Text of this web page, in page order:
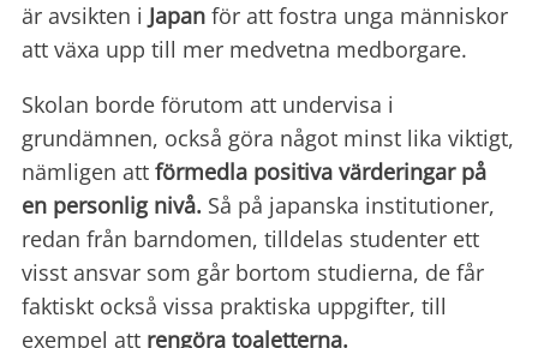
är avsikten i Japan för att fostra unga människor
att växa upp till mer medvetna medborgare.
Skolan borde förutom att undervisa i
grundämnen, också göra något minst lika viktigt,
nämligen att förmedla positiva värderingar på
en personlig nivå. Så på japanska institutioner,
redan från barndomen, tilldelas studenter ett
visst ansvar som går bortom studierna, de får
faktiskt också vissa praktiska uppgifter, till
exempel att rengöra toaletterna.